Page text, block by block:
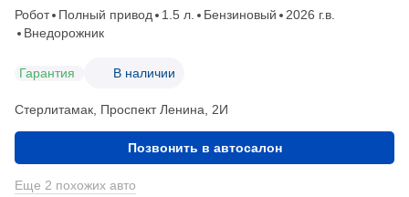
Робот Полный привод 1.5 л. Бензиновый
2026 г.в.
Внедорожник
Гарантия В наличии
Стерлитамак, Проспект Ленина, 2И
Позвонить в автосалон
Еще 2 похожих авто